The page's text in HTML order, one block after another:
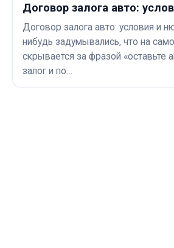
Договор залога авто:
Договор залога авто: условия и
нибудь задумывались, что на
скрывается за фразой «оставьте
залог и по…